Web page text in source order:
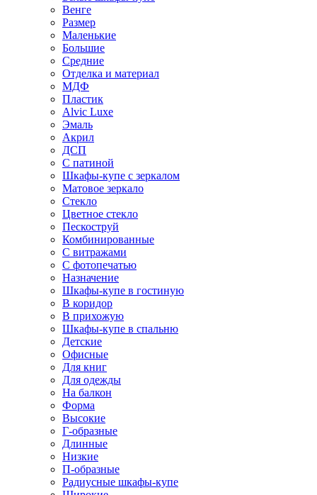
Венге
Размер
Маленькие
Большие
Средние
Отделка и материал
МДФ
Пластик
Alvic Luxe
Эмаль
Акрил
ДСП
С патиной
Шкафы-купе с зеркалом
Матовое зеркало
Стекло
Цветное стекло
Пескоструй
Комбинированные
С витражами
С фотопечатью
Назначение
Шкафы-купе в гостиную
В коридор
В прихожую
Шкафы-купе в спальню
Детские
Офисные
Для книг
Для одежды
На балкон
Форма
Высокие
Г-образные
Длинные
Низкие
П-образные
Радиусные шкафы-купе